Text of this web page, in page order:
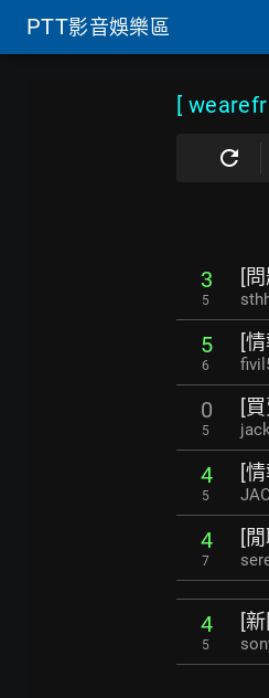
PTT影音娛樂區
[
3
5
[
5
6
[
0
5
[
4
5
[
4
7
[
4
5
[